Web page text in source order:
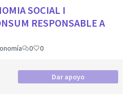
SOCIAL I
RESPONSABLE A
0 0
Dar apoyo